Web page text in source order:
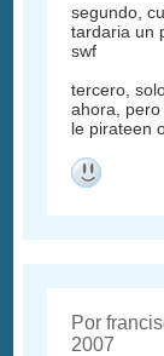
segundo,
tardaria un
swf
tercero,
ahora,
le pirateen
Por
2007